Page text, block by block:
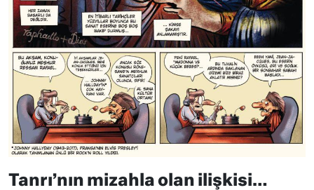
Tanrı’nın mizahla olan ilişkisi…